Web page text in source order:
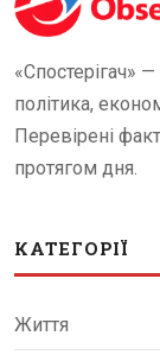
«Спостерігач»
політика,
Перевірені
протягом дня.
КАТЕГОРІЇ
Життя